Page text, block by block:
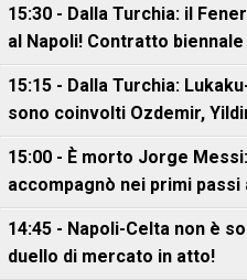
15:30 - Dalla Turchia: il
al Napoli! Contratto
15:15 - Dalla Turchia:
sono coinvolti Ozdemir,
15:00 - È morto Jorge
accompagnò nei primi passi
14:45 - Napoli-Celta non è
duello di mercato in atto!